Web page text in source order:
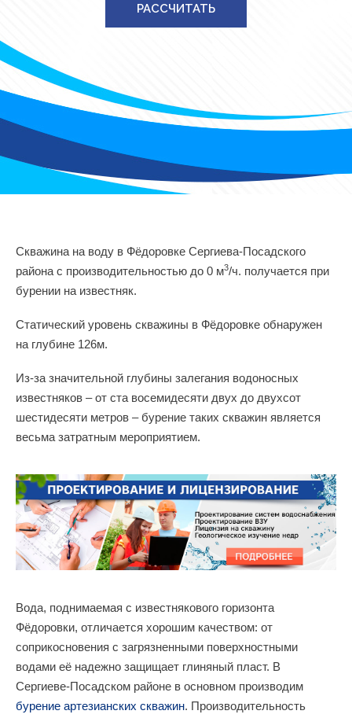
РАССЧИТАТЬ
Скважина на воду в Фёдоровке Сергиева-Посадского
района с производительностью до 0 м3/ч. получается при
бурении на известняк.
Статический уровень скважины в Фёдоровке обнаружен
на глубине 126м.
Из-за значительной глубины залегания водоносных
известняков – от ста восемидесяти двух до двухсот
шестидесяти метров – бурение таких скважин является
весьма затратным мероприятием.
Вода, поднимаемая с известнякового горизонта
Фёдоровки, отличается хорошим качеством: от
соприкосновения с загрязненными поверхностными
водами её надежно защищает глиняный пласт. В
Сергиеве-Посадском районе в основном производим
бурение артезианских скважин. Производительность